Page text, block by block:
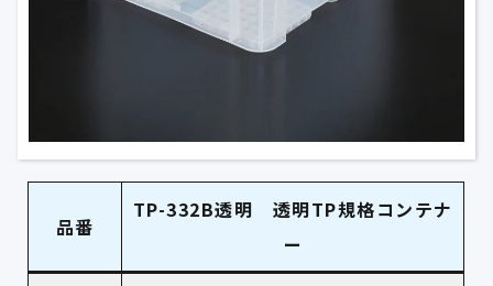
品番
TP-332B透明 透明TP規格コンテナ
ー